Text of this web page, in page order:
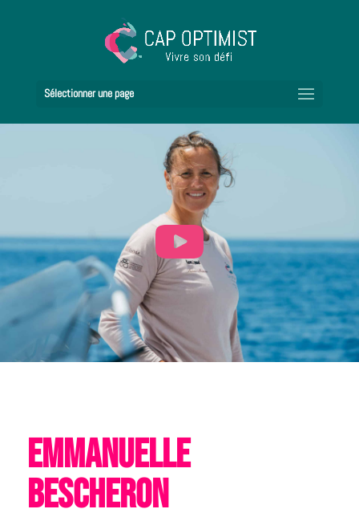
Sélectionner une page
EMMANUELLE
BESCHERON